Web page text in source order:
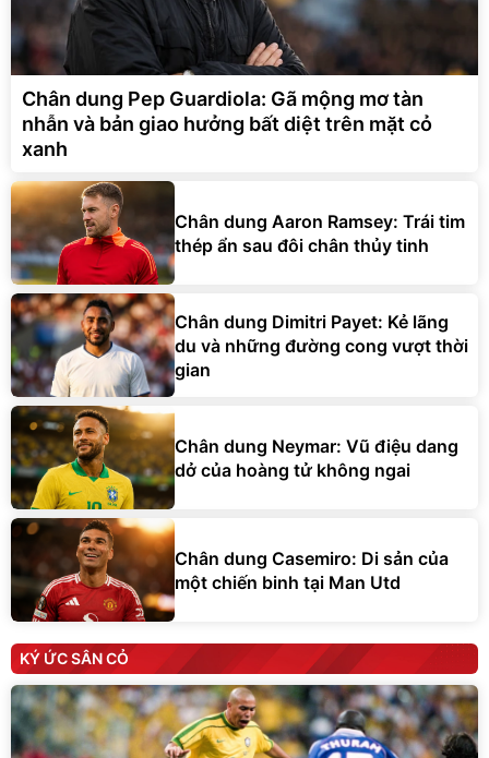
Chân dung Pep Guardiola: Gã mộng mơ tàn
nhẫn và bản giao hưởng bất diệt trên mặt cỏ
xanh
Chân dung Aaron Ramsey: Trái tim
thép ẩn sau đôi chân thủy tinh
Chân dung Dimitri Payet: Kẻ lãng
du và những đường cong vượt thời
gian
Chân dung Neymar: Vũ điệu dang
dở của hoàng tử không ngai
Chân dung Casemiro: Di sản của
một chiến binh tại Man Utd
KÝ ỨC SÂN CỎ